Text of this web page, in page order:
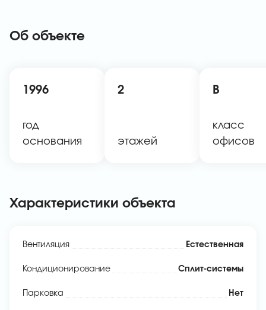
Об объекте
1996
год
основания
2
этажей
B
класс
офисов
Характеристики объекта
Вентиляция Естественная
Кондиционирование Сплит-системы
Парковка Нет